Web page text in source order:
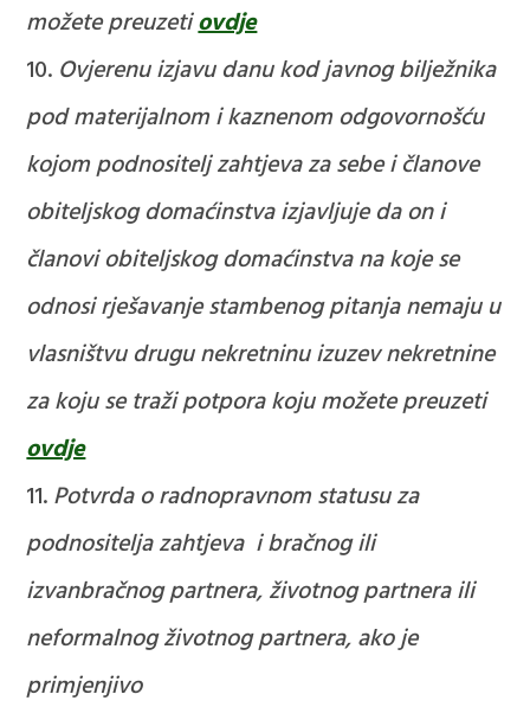
možete preuzetiovdje
Ovjerenu izjavu danu kod javnog bilježnika
pod materijalnom i kaznenom odgovornošću
kojom podnositelj zahtjeva za sebe i članove
obiteljskog domaćinstva izjavljuje da on i
članovi obiteljskog domaćinstva na koje se
odnosi rješavanje stambenog pitanja nemaju u
vlasništvu drugu nekretninu izuzev nekretnine
za koju se traži potporakoju možete preuzeti
ovdje
Potvrda o radnopravnom statusu za
podnositelja zahtjeva i bračnog ili
izvanbračnog partnera, životnog partnera ili
neformalnog životnog partnera, ako je
primjenjivo